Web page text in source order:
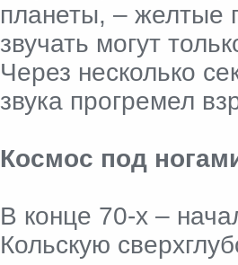
планеты, – желтые
звучать могут
Через несколько
звука прогремел
Космос под
В конце 70-х –
Кольскую